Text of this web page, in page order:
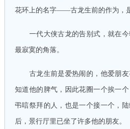
花环上的名字——古龙生前的作为，
一代大侠古龙的告别式，就在今
最寂寞的角落。
古龙生前是爱热闹的，他爱朋友
知道他的脾气，因此花圈一个挨一
弔唁祭拜的人，也是一个接一个，
后，景行厅里已坐了许多他的朋友。